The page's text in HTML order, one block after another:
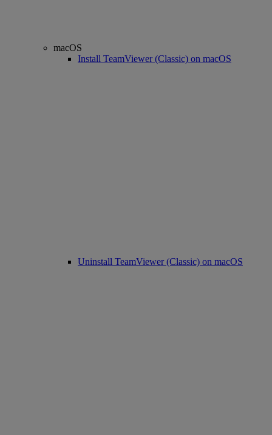
macOS
Install TeamViewer (Classic) on macOS
Uninstall TeamViewer (Classic) on macOS